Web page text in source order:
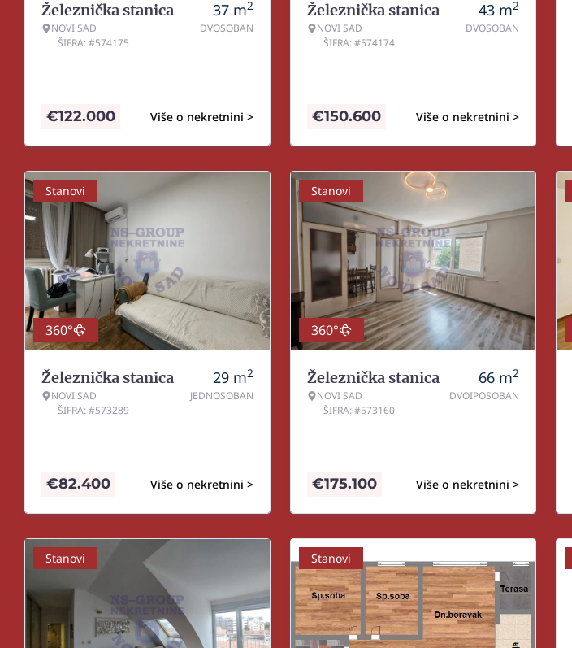
Železnička stanica
NOVI SAD
ŠIFRA: #574175
37 m2
DVOSOBAN
Više o nekretnini >
€122.000
Železnička stanica
NOVI SAD
ŠIFRA: #574174
43 m2
DVOSOBAN
Više o nekretnini >
€150.600
Stanovi
360°
Železnička stanica
NOVI SAD
ŠIFRA: #573289
29 m2
JEDNOSOBAN
Više o nekretnini >
€82.400
Stanovi
360°
Železnička stanica
NOVI SAD
ŠIFRA: #573160
66 m2
DVOIPOSOBAN
Više o nekretnini >
€175.100
Stanovi Stanovi